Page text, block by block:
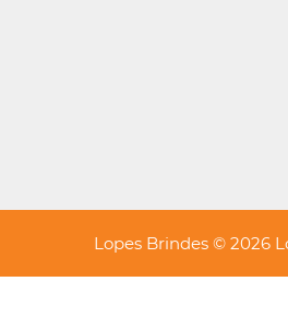
Lopes Brindes © 2026